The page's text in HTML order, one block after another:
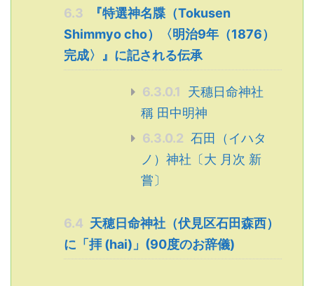
6.3
『特選神名牒（Tokusen
Shimmyo cho）〈明治9年（1876）
完成〉』に記される伝承
6.3.0.1
天穗日命神社
稱 田中明神
6.3.0.2 石田（イハタ
ノ）神社〔大 月次 新
嘗〕
6.4 天穂日命神社（伏見区石田森西）
に「拝 (hai)」(90度のお辞儀)